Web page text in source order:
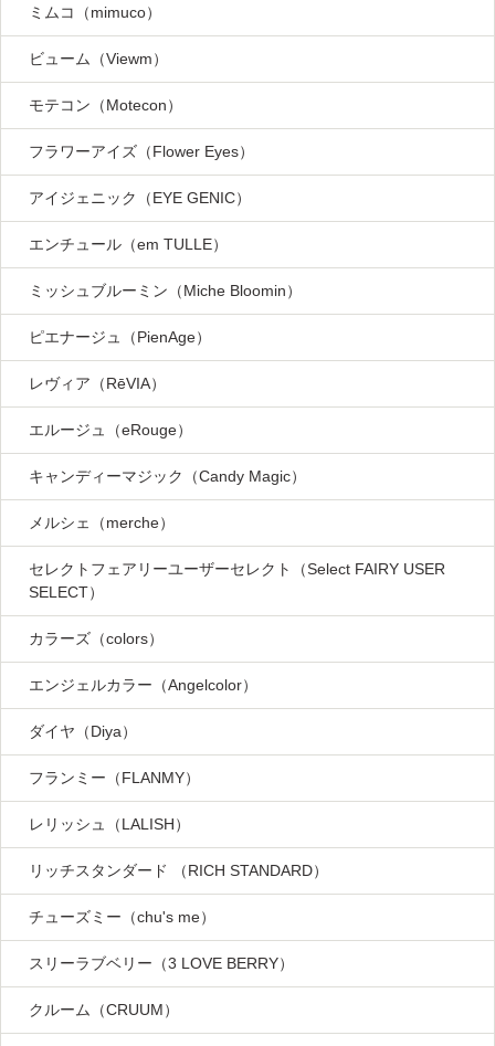
ミムコ（mimuco）
ビューム（Viewm）
モテコン（Motecon）
フラワーアイズ（Flower Eyes）
アイジェニック（EYE GENIC）
エンチュール（em TULLE）
ミッシュブルーミン（Miche Bloomin）
ピエナージュ（PienAge）
レヴィア（RēVIA）
エルージュ（eRouge）
キャンディーマジック（Candy Magic）
メルシェ（merche）
セレクトフェアリーユーザーセレクト（Select FAIRY USER
SELECT）
カラーズ（colors）
エンジェルカラー（Angelcolor）
ダイヤ（Diya）
フランミー（FLANMY）
レリッシュ（LALISH）
リッチスタンダード （RICH STANDARD）
チューズミー（chu's me）
スリーラブベリー（3 LOVE BERRY）
クルーム（CRUUM）